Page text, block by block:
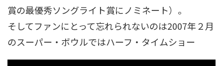
賞の最優秀ソングライト賞にノミネート）。
そしてファンにとって忘れられないのは2007年２月
のスーパー・ボウルではハーフ・タイムショー